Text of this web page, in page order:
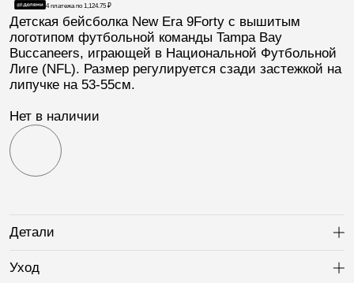
4 платежа по 1,124.75 ₽
Детская бейсболка New Era 9Fortyс вышитым
логотипом футбольной команды Tampa Bay
Buccaneers, играющей в Национальной Футбольной
Лиге (NFL). Размер регулируется сзади застежкой на
липучке на 53-55см.
Нет в наличии
Детали
Уход